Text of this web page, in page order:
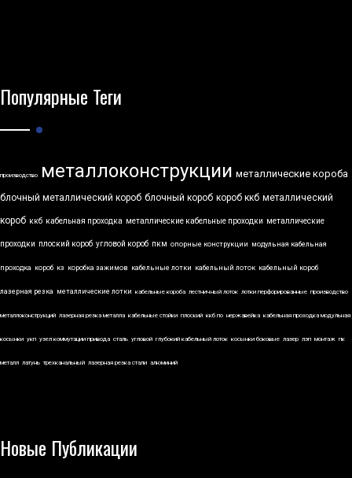
Популярные Теги
производство металлоконструкции металлические короба
блочный металлический короб блочный короб короб ккб металлический
короб ккб кабельная проходка металлические кабельные проходки металлические
проходки плоский короб угловой короб пкм опорные конструкции модульная кабельная
проходка короб кз коробка зажимов кабельные лотки кабельный лоток кабельный короб
лазерная резка металлические лотки кабельные короба лестничный лоток лотки перфорированные производство
металлоконструкций лазерная резка металла кабельные стойки плоский ккб по нержавейка кабельная проходка модульная
косынки укп узел коммутации привода сталь угловой глубокий кабельный лоток косынки боковые лазер лэп монтаж пк
металл латунь трехканальный лазерная резка стали алюминий
Новые Публикации